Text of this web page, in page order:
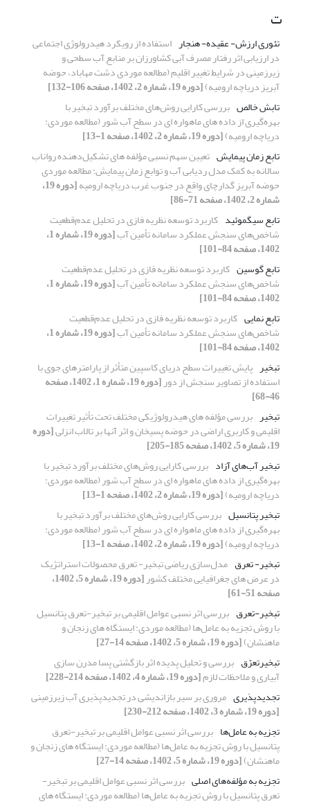
ت
تئوری ارزش- عقیده- هنجار استفاده از رویکرد هیدرولوژی اجتماعی
در ارزیابی اثر رفتار مصرف آبی کشاورزان بر منابع آب سطحی و
زیرزمینی در شرایط تغییر اقلیم (مطالعه موردی دشت مهاباد، حوضه
آبریز دریاچه ارومیه)[دوره 19، شماره 2، 1402، صفحه 106-132]
تابش خالص بررسی کارایی روش‌های مختلف برآورد تبخیر با
بهره‌گیری از داده های ماهواره ای در سطح آب شور (مطالعه موردی:
دریاچه ارومیه)[دوره 19، شماره 2، 1402، صفحه 1-13]
تابع زمان پیمایش تعیین سهم نسبی مؤلفه های تشکیل‌دهنده رواناب
سالانه به کمک مدل ردیابی آب و توابع زمان پیمایش: مطالعه موردی
حوضه آبریز گدارچای واقع در جنوب غرب دریاچه ارومیه [دوره 19،
شماره 2، 1402، صفحه 71-86]
تابع سیگموئید کاربرد توسعه نظریه فازی در تحلیل عدم‌قطعیت
شاخص‌های سنجش عملکرد سامانه تأمین آب [دوره 19، شماره 1،
1402، صفحه 84-101]
تابع گوسین کاربرد توسعه نظریه فازی در تحلیل عدم‌قطعیت
شاخص‌های سنجش عملکرد سامانه تأمین آب [دوره 19، شماره 1،
1402، صفحه 84-101]
تابع نمایی کاربرد توسعه نظریه فازی در تحلیل عدم‌قطعیت
شاخص‌های سنجش عملکرد سامانه تأمین آب [دوره 19، شماره 1،
1402، صفحه 84-101]
تبخیر پایش تغییرات سطح دریای کاسپین متأثر از پارامترهای جوی با
استفاده از تصاویر سنجش از دور [دوره 19، شماره 1، 1402، صفحه
46-68]
تبخیر بررسی مؤلفه های هیدرولوژیکی مختلف تحت تأثیر تغییرات
اقلیمی و کاربری اراضی در حوضه پسیخان و اثر آنها بر تالاب انزلی[دوره
19، شماره 5، 1402، صفحه 185-205]
تبخیر آب‌های آزاد بررسی کارایی روش‌های مختلف برآورد تبخیر با
بهره‌گیری از داده های ماهواره ای در سطح آب شور (مطالعه موردی:
دریاچه ارومیه)[دوره 19، شماره 2، 1402، صفحه 1-13]
تبخیر پتانسیل بررسی کارایی روش‌های مختلف برآورد تبخیر با
بهره‌گیری از داده های ماهواره ای در سطح آب شور (مطالعه موردی:
دریاچه ارومیه)[دوره 19، شماره 2، 1402، صفحه 1-13]
تبخیر- تعرق مدل‌سازی ریاضی تبخیر- تعرق محصولات استراتژیک
در عرض های جغرافیایی مختلف کشور [دوره 19، شماره 5، 1402،
صفحه 51-61]
تبخیر-تعرق بررسی اثر نسبی عوامل اقلیمی بر تبخیر-تعرق پتانسیل
با روش تجزیه به عامل‌ها (مطالعه موردی: ایستگاه های زنجان و
ماهنشان)[دوره 19، شماره 5، 1402، صفحه 14-27]
تبخیرتعرّق بررسی و تحلیل پدیده اثر بازگشتی پسا مدرن سازی
آبیاری و ملاحظات لازم[دوره 19، شماره 4، 1402، صفحه 214-228]
تجدیدپذیری مروری بر سیر بازاندیشی در تجدیدپذیری آب‌ زیرزمینی
[دوره 19، شماره 3، 1402، صفحه 212-230]
تجزیه به عامل‌ها بررسی اثر نسبی عوامل اقلیمی بر تبخیر-تعرق
پتانسیل با روش تجزیه به عامل‌ها (مطالعه موردی: ایستگاه های زنجان و
ماهنشان)[دوره 19، شماره 5، 1402، صفحه 14-27]
تجزیه به مؤلفه‌های اصلی بررسی اثر نسبی عوامل اقلیمی بر تبخیر-
تعرق پتانسیل با روش تجزیه به عامل‌ها (مطالعه موردی: ایستگاه های